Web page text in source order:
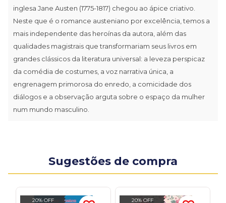
inglesa Jane Austen (1775-1817) chegou ao ápice criativo.
Neste que é o romance austeniano por excelência, temos a
mais independente das heroínas da autora, além das
qualidades magistrais que transformariam seus livros em
grandes clássicos da literatura universal: a leveza perspicaz
da comédia de costumes, a voz narrativa única, a
engrenagem primorosa do enredo, a comicidade dos
diálogos e a observação arguta sobre o espaço da mulher
num mundo masculino.
Sugestões de compra
20% OFF 20% OFF